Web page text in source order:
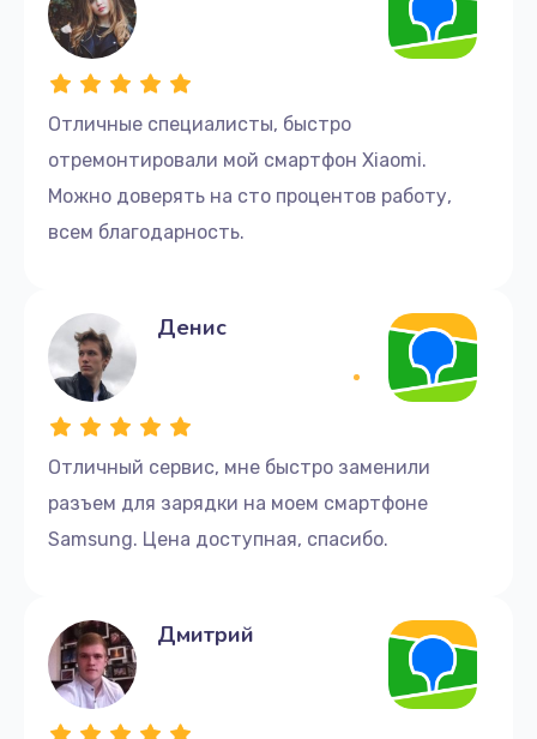
Отличные cпециалисты, быстро
отремонтировали мой смартфон Xiaomi.
Можно доверять на сто процентов работу,
всем благодарность.
Отличный сервис, мне быстро заменили
разъем для зарядки на моем смартфоне
Samsung. Цена доступная, спасибо.
Денис
Дмитрий